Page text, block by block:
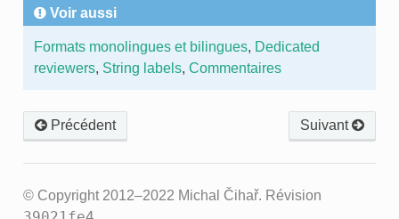
Voir aussi
Formats monolingues et bilingues, Dedicated
reviewers, String labels, Commentaires
Précédent Suivant
© Copyright 2012–2022 Michal Čihař. Révision